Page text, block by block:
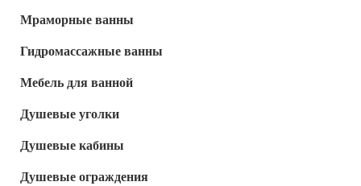
Мраморные ванны
Гидромассажные ванны
Мебель для ванной
Душевые уголки
Душевые кабины
Душевые ограждения